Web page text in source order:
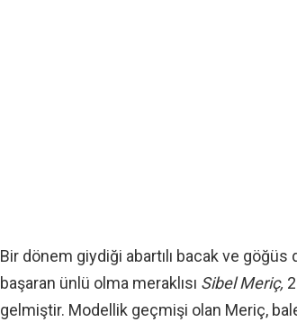
Bir dönem giydiği abartılı bacak ve
başaran ünlü olma meraklısı Sibel Meriç,
gelmiştir. Modellik geçmişi olan Meriç,